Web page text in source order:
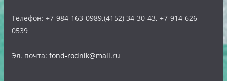
Телефон: +7-984-163-0989,(4152) 34-30-43, +7-914-626-
0539
Эл. почта: fond-rodnik@mail.ru